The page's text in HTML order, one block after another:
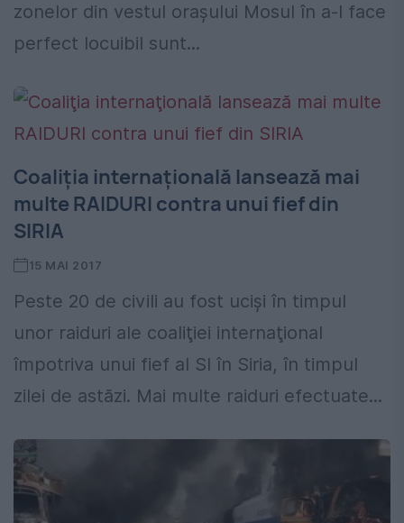
zonelor din vestul orașului Mosul în a-l face
perfect locuibil sunt...
Coaliţia internaţională lansează mai
multe RAIDURI contra unui fief din
SIRIA
15 MAI 2017
Peste 20 de civili au fost ucişi în timpul
unor raiduri ale coaliţiei internaţional
împotriva unui fief al SI în Siria, în timpul
zilei de astăzi. Mai multe raiduri efectuate...